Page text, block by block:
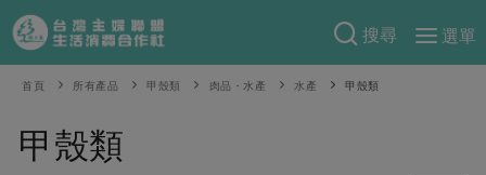
搜尋
選單
產品分類
一籃菜
食譜料理
首頁 所有產品 甲殼類 肉品・水產 水產 甲殼類
甲殼類